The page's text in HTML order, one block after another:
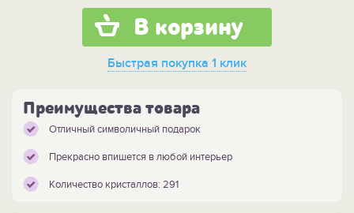
В корзину
Быстрая покупка 1 клик
Преимущества товара
Отличный символичный подарок
Прекрасно впишется в любой интерьер
Количество кристаллов: 291